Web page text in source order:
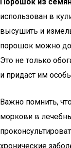
использован в
высушить и
порошок можно
Это не только
и придаст им
Важно помнить,
моркови в
хронические